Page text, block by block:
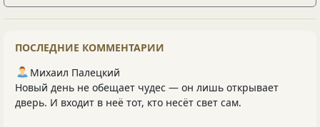
ПОСЛЕДНИЕ КОММЕНТАРИИ
Михаил Палецкий
Новый день не обещает чудес — он лишь открывает
дверь. И входит в неё тот, кто несёт свет сам.